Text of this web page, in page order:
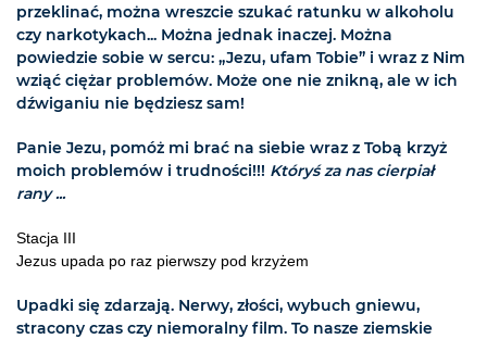
przeklinać, można wreszcie szukać ratunku w alkoholu
czy narkotykach... Można jednak inaczej. Można
powiedzie sobie w sercu: „Jezu, ufam Tobie” i wraz z Nim
wziąć ciężar problemów. Może one nie znikną, ale w ich
dźwiganiu nie będziesz sam!
Panie Jezu, pomóż mi brać na siebie wraz z Tobą krzyż
moich problemów i trudności!!! Któryś za nas cierpiał
rany ...
Stacja III
Jezus upada po raz pierwszy pod krzyżem
Upadki się zdarzają. Nerwy, złości, wybuch gniewu,
stracony czas czy niemoralny film. To nasze ziemskie